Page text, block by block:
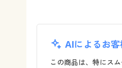
AIによるお
この商品は、特にス